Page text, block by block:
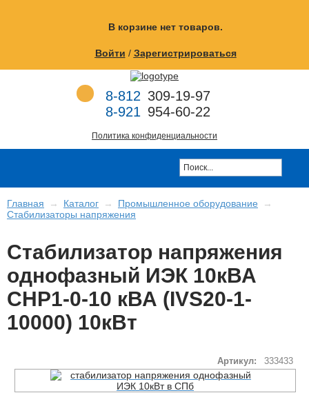
В корзине нет товаров.
Войти / Зарегистрироваться
8-812 309-19-97
8-921 954-60-22
Политика конфиденциальности
Главная → Каталог → Промышленное оборудование →
Стабилизаторы напряжения
Стабилизатор напряжения
однофазный ИЭК 10кВА
СНР1-0-10 кВА (IVS20-1-
10000) 10кВт
Артикул: 333433